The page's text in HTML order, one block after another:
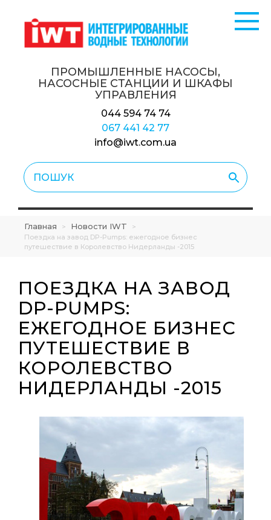
ПРОМЫШЛЕННЫЕ НАСОСЫ,
НАСОСНЫЕ СТАНЦИИ И ШКАФЫ
УПРАВЛЕНИЯ
044 594 74 74
067 441 42 77
info@iwt.com.ua
Главная > Новости IWT
>
Поездка на завод DP-Pumps: ежегодное бизнес
путешествие в Королевство Нидерланды -2015
ПОЕЗДКА НА ЗАВОД
DP-PUMPS:
ЕЖЕГОДНОЕ БИЗНЕС
ПУТЕШЕСТВИЕ В
КОРОЛЕВСТВО
НИДЕРЛАНДЫ -2015